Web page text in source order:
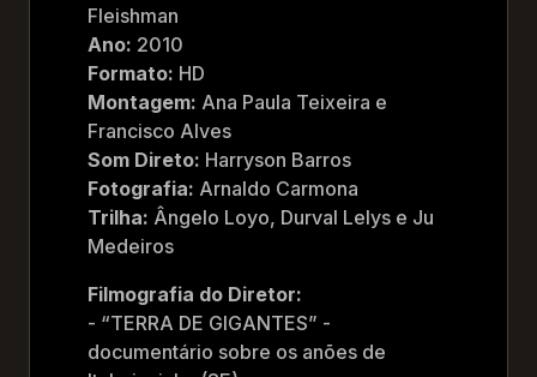
Fleishman
Ano: 2010
Formato: HD
Montagem: Ana Paula Teixeira e
Francisco Alves
Som Direto: Harryson Barros
Fotografia: Arnaldo Carmona
Trilha: Ângelo Loyo, Durval Lelys e Ju
Medeiros
Filmografia do Diretor:
- “TERRA DE GIGANTES” -
documentário sobre os anões de